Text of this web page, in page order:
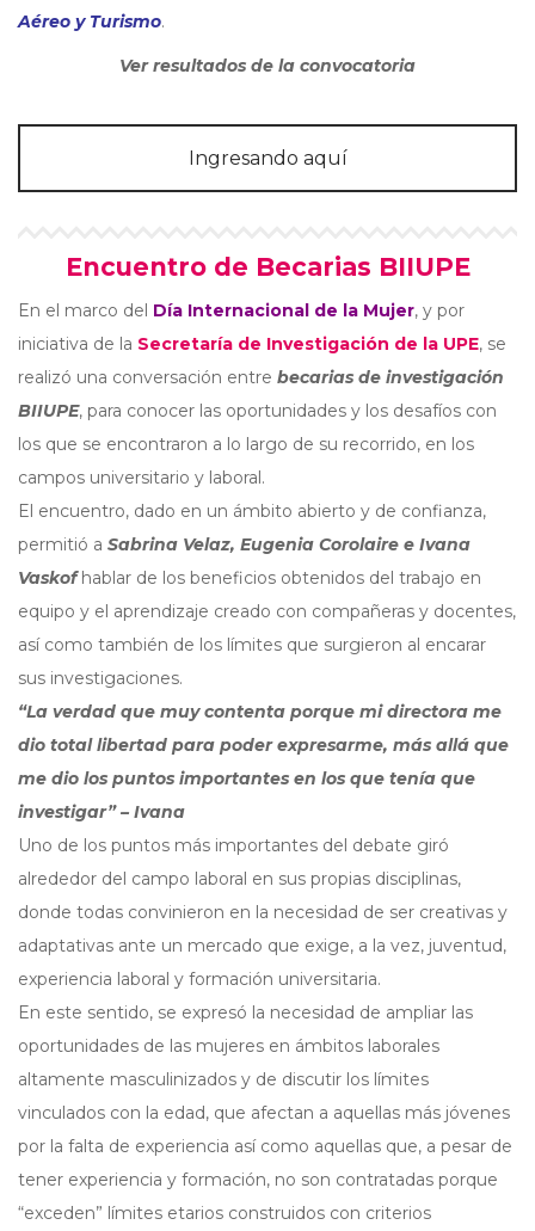
Aéreo y Turismo.
Ver resultados de la convocatoria
Ingresando aquí
Encuentro de Becarias BIIUPE
En el marco del Día Internacional de la Mujer, y por
iniciativa de la Secretaría de Investigación de la UPE, se
realizó una conversación entre becarias de investigación
BIIUPE, para conocer las oportunidades y los desafíos con
los que se encontraron a lo largo de su recorrido, en los
campos universitario y laboral.
El encuentro, dado en un ámbito abierto y de confianza,
permitió a Sabrina Velaz, Eugenia Corolaire e Ivana
Vaskof hablar de los beneficios obtenidos del trabajo en
equipo y el aprendizaje creado con compañeras y docentes,
así como también de los límites que surgieron al encarar
sus investigaciones.
“La verdad que muy contenta porque mi directora me
dio total libertad para poder expresarme, más allá que
me dio los puntos importantes en los que tenía que
investigar” – Ivana
Uno de los puntos más importantes del debate giró
alrededor del campo laboral en sus propias disciplinas,
donde todas convinieron en la necesidad de ser creativas y
adaptativas ante un mercado que exige, a la vez, juventud,
experiencia laboral y formación universitaria.
En este sentido, se expresó la necesidad de ampliar las
oportunidades de las mujeres en ámbitos laborales
altamente masculinizados y de discutir los límites
vinculados con la edad, que afectan a aquellas más jóvenes
por la falta de experiencia así como aquellas que, a pesar de
tener experiencia y formación, no son contratadas porque
“exceden” límites etarios construidos con criterios